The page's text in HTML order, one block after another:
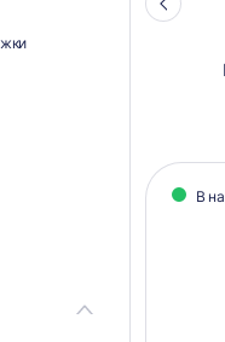
Стрелка
В